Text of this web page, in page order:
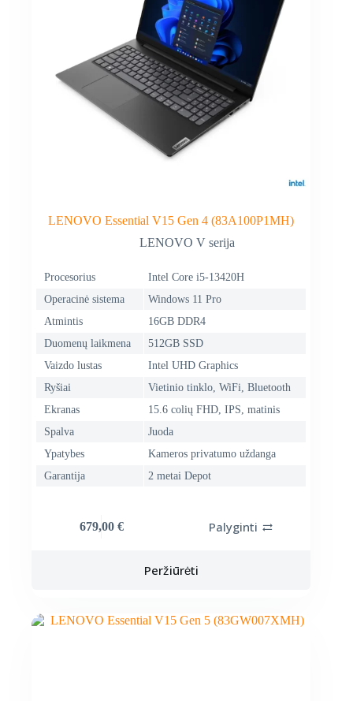
LENOVO Essential V15 Gen 4 (83A100P1MH)
LENOVO V serija
Procesorius
Intel Core i5-13420H
Operacinė sistema
Windows 11 Pro
Atmintis
16GB DDR4
Duomenų laikmena
512GB SSD
Vaizdo lustas
Intel UHD Graphics
Ryšiai
Vietinio tinklo, WiFi, Bluetooth
Ekranas
15.6 colių FHD, IPS, matinis
Spalva
Juoda
Ypatybes
Kameros privatumo uždanga
Garantija
2 metai Depot
679,00 € Palyginti
Peržiūrėti